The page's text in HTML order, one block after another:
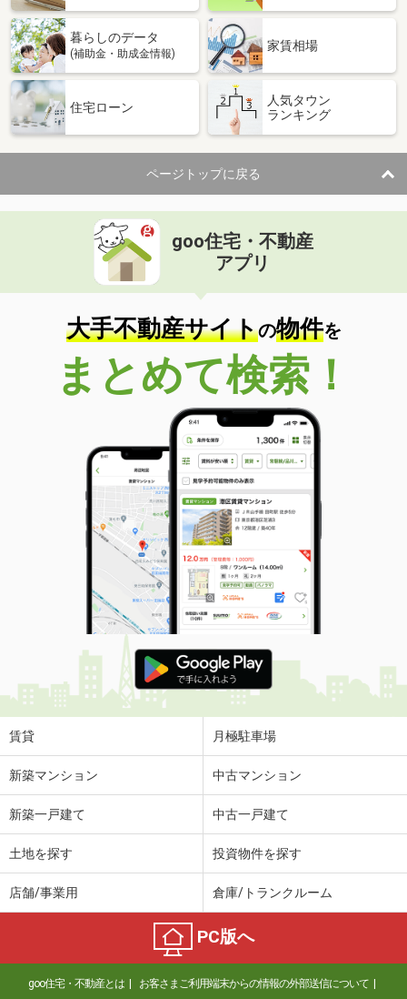
暮らしのデータ
(補助金・助成金情報)
家賃相場
住宅ローン
人気タウン
ランキング
ページトップに戻る
goo住宅・不動産
アプリ
大手不動産サイトの物件を
まとめて検索！
賃貸 月極駐車場
新築マンション 中古マンション
新築一戸建て 中古一戸建て
土地を探す 投資物件を探す
店舗/事業用 倉庫/トランクルーム
PC版へ
goo住宅・不動産とは お客さまご利用端末からの情報の外部送信について